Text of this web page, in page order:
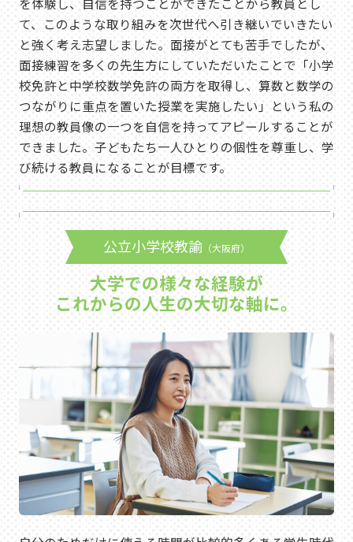
て、このような取り組みを次世代へ引き継いでいきたい
と強く考え志望しました。面接がとても苦手でしたが、
面接練習を多くの先生方にしていただいたことで「小学
校免許と中学校数学免許の両方を取得し、算数と数学の
つながりに重点を置いた授業を実施したい」という私の
理想の教員像の一つを自信を持ってアピールすることが
できました。子どもたち一人ひとりの個性を尊重し、学
び続ける教員になることが目標です。
公立小学校教諭（大阪府）
大学での様々な経験が
これからの人生の大切な軸に。